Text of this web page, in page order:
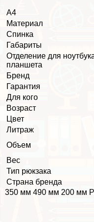
А4
Материал
Спинка
Габариты
Отделение для
планшета
Бренд
Гарантия
Для кого
Возраст
Цвет
Литраж
Объем
Вес
Тип рюкзака
Страна бренда
350 мм 490 мм 200 мм